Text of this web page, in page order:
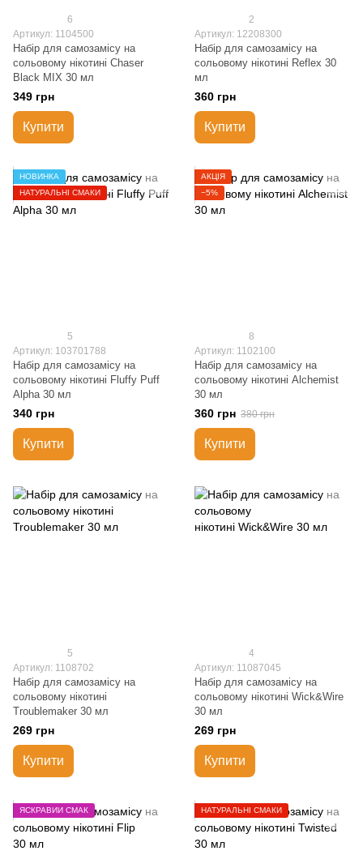
6
Артикул: 1104500
Набір для самозамісу на
сольовому нікотині Chaser
Black MIX 30 мл
349 грн
Купити
2
Артикул: 12208300
Набір для самозамісу на
сольовому нікотині Reflex 30
мл
360 грн
Купити
НОВИНКА
НАТУРАЛЬНІ СМАКИ
5
Артикул: 103701788
Набір для самозамісу на
сольовому нікотині Fluffy Puff
Alpha 30 мл
340 грн
Купити
АКЦІЯ
−5%
8
Артикул: 1102100
Набір для самозамісу на
сольовому нікотині Alchemist
30 мл
360 грн 380 грн
Купити
5
Артикул: 1108702
Набір для самозамісу на
сольовому нікотині
Troublemaker 30 мл
269 грн
Купити
4
Артикул: 11087045
Набір для самозамісу на
сольовому нікотині Wick&Wire
30 мл
269 грн
Купити
ЯСКРАВИЙ СМАК НАТУРАЛЬНІ СМАКИ